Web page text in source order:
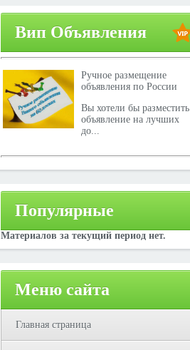
Вип Объявления
Ручное размещение
объявления по России
Вы хотели бы разместить
объявление на лучших
до...
Популярные
Материалов за текущий период нет.
Меню сайта
Главная страница